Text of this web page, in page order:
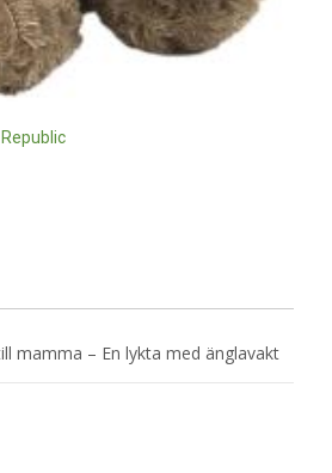
mamma – En lykta med änglavakt